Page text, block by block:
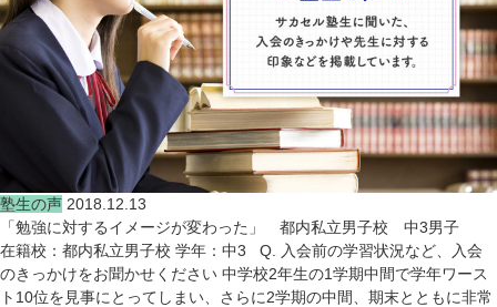
塾生の声 2018.12.13
「勉強に対するイメージが変わった」 都内私立男子校 中3男子
在籍校：都内私立男子校 学年：中3 Q. 入会前の学習状況など、入会
のきっかけをお聞かせください 中学校2年生の1学期中間で学年ワース
ト10位を見事にとってしまい、さらに2学期の中間、期末とともに非常